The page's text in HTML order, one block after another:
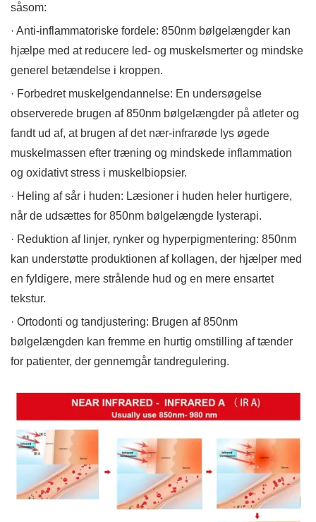
såsom:
· Anti-inflammatoriske fordele: 850nm bølgelængder kan
hjælpe med at reducere led- og muskelsmerter og mindske
generel betændelse i kroppen.
· Forbedret muskelgendannelse: En undersøgelse
observerede brugen af ​​850nm bølgelængder på atleter og
fandt ud af, at brugen af ​​det nær-infrarøde lys øgede
muskelmassen efter træning og mindskede inflammation
og oxidativt stress i muskelbiopsier.
· Heling af sår i huden: Læsioner i huden heler hurtigere,
når de udsættes for 850nm bølgelængde lysterapi.
· Reduktion af linjer, rynker og hyperpigmentering: 850nm
kan understøtte produktionen af ​​kollagen, der hjælper med
en fyldigere, mere strålende hud og en mere ensartet
tekstur.
· Ortodonti og tandjustering: Brugen af ​​850nm
bølgelængden kan fremme en hurtig omstilling af tænder
for patienter, der gennemgår tandregulering.